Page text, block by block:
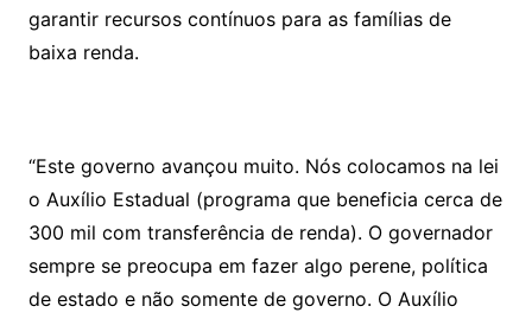
garantir recursos contínuos para as famílias de
baixa renda.
“Este governo avançou muito. Nós colocamos na lei
o Auxílio Estadual (programa que beneficia cerca de
300 mil com transferência de renda). O governador
sempre se preocupa em fazer algo perene, política
de estado e não somente de governo. O Auxílio